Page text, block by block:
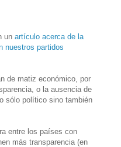
unartículo acerca de la
nuestros partidos
de matiz económico, por
o la ausencia de
sólo político sino también
entre los países con
más transparencia (en